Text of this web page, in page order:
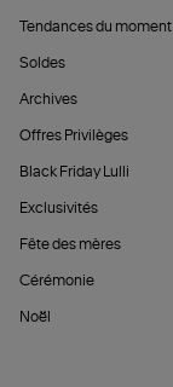
Tendances du moment
Soldes
Archives
Offres Privilèges
Black Friday Lulli
Exclusivités
Fête des mères
Cérémonie
Noël